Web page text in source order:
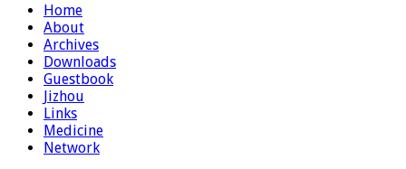
Home
About
Archives
Downloads
Guestbook
Jizhou
Links
Medicine
Network